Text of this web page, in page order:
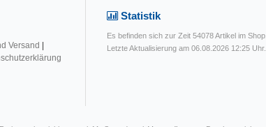
Versand
Statistik
Es befinden sich zur Zeit 54078 Artikel im Shop.
Letzte Aktualisierung am 06.08.2026 12:25 Uhr.